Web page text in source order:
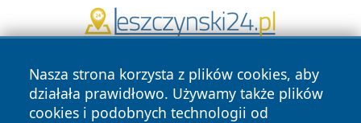
Nasza strona korzysta z plików cookies, aby
działała prawidłowo. Używamy także plików
cookies i podobnych technologii od